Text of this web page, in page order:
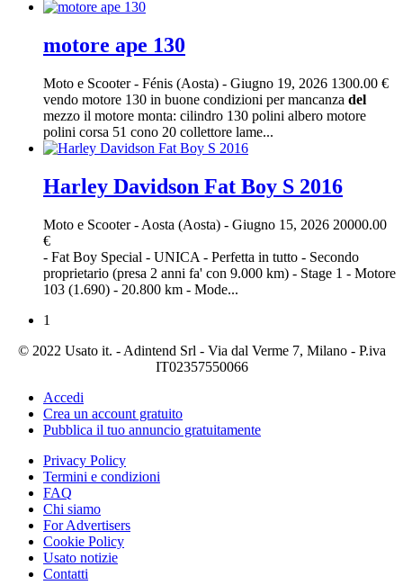
motore ape 130
Moto e Scooter- Fénis (Aosta) - Giugno 19, 2026 1300.00 €
vendo motore 130 in buone condizioni per mancanza del
mezzo il motore monta: cilindro 130 polini albero motore
polini corsa 51 cono 20 collettore lame...
Harley Davidson Fat Boy S 2016
Moto e Scooter- Aosta (Aosta) - Giugno 15, 2026 20000.00
€
- Fat Boy Special - UNICA - Perfetta in tutto - Secondo
proprietario (presa 2 anni fa' con 9.000 km) - Stage 1 - Motore
103 (1.690) - 20.800 km - Mode...
1
© 2022 Usato it. - Adintend Srl - Via dal Verme 7, Milano - P.iva
IT02357550066
Accedi
Crea un account gratuito
Pubblica il tuo annuncio gratuitamente
Privacy Policy
Termini e condizioni
FAQ
Chi siamo
For Advertisers
Cookie Policy
Usato notizie
Contatti